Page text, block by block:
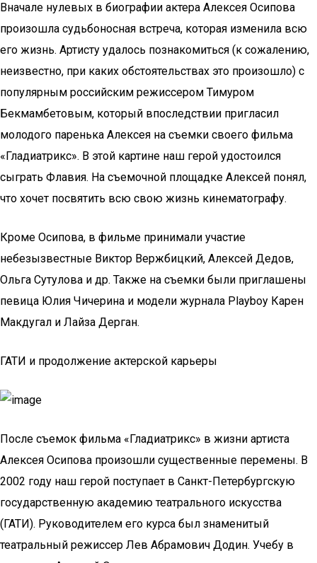
Вначале нулевых в биографии актера Алексея Осипова
произошла судьбоносная встреча, которая изменила всю
его жизнь. Артисту удалось познакомиться (к сожалению,
неизвестно, при каких обстоятельствах это произошло) с
популярным российским режиссером Тимуром
Бекмамбетовым, который впоследствии пригласил
молодого паренька Алексея на съемки своего фильма
«Гладиатрикс». В этой картине наш герой удостоился
сыграть Флавия. На съемочной площадке Алексей понял,
что хочет посвятить всю свою жизнь кинематографу.
Кроме Осипова, в фильме принимали участие
небезызвестные Виктор Вержбицкий, Алексей Дедов,
Ольга Сутулова и др. Также на съемки были приглашены
певица Юлия Чичерина и модели журнала Playboy Карен
Макдугал и Лайза Дерган.
ГАТИ и продолжение актерской карьеры
После съемок фильма «Гладиатрикс» в жизни артиста
Алексея Осипова произошли существенные перемены. В
2002 году наш герой поступает в Санкт-Петербургскую
государственную академию театрального искусства
(ГАТИ). Руководителем его курса был знаменитый
театральный режиссер Лев Абрамович Додин. Учебу в